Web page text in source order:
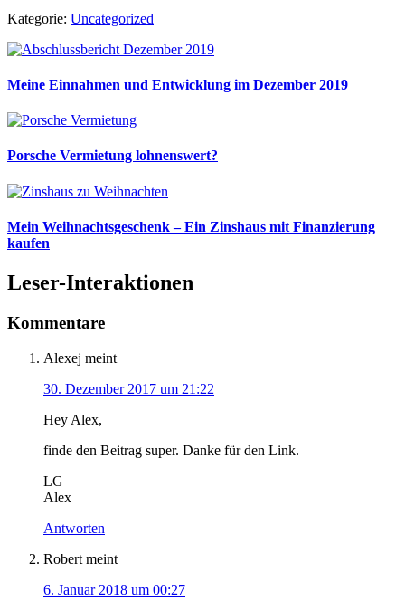
Kategorie: Uncategorized
Meine Einnahmen und Entwicklung im Dezember 2019
Porsche Vermietung lohnenswert?
Mein Weihnachtsgeschenk – Ein Zinshaus mit Finanzierung
kaufen
Leser-Interaktionen
Kommentare
Alexej meint
30. Dezember 2017 um 21:22
Hey Alex,
finde den Beitrag super. Danke für den Link.
LG
Alex
Antworten
Robert meint
6. Januar 2018 um 00:27